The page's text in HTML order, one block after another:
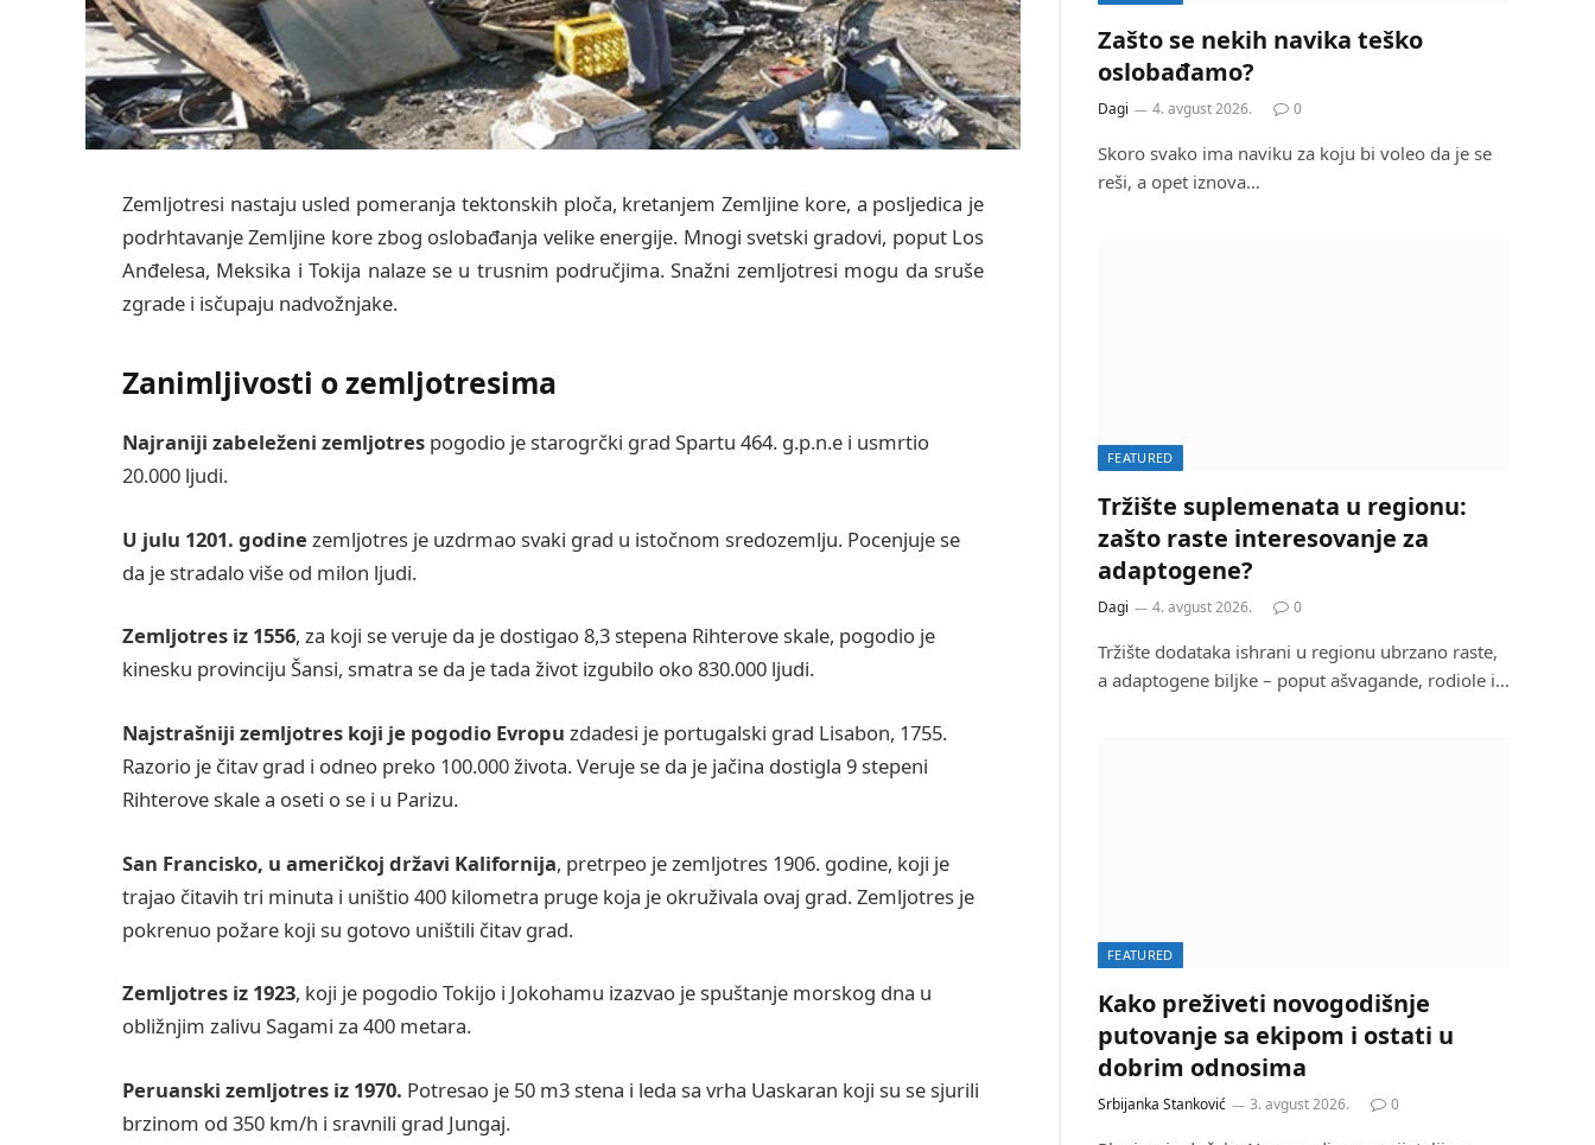
Zemljotresi nastaju usled pomeranja tektonskih ploča, kretanjem Zemljine kore, a posljedica je
podrhtavanje Zemljine kore zbog oslobađanja velike energije. Mnogi svetski gradovi, poput Los
Anđelesa, Meksika i Tokija nalaze se u trusnim područjima. Snažni zemljotresi mogu da sruše
zgrade i isčupaju nadvožnjake.
Zanimljivosti o zemljotresima
Najraniji zabeleženi zemljotres pogodio je starogrčki grad Spartu 464. g.p.n.e i usmrtio
20.000 ljudi.
U julu 1201. godine zemljotres je uzdrmao svaki grad u istočnom sredozemlju. Pocenjuje se
da je stradalo više od milon ljudi.
Zemljotres iz 1556, za koji se veruje da je dostigao 8,3 stepena Rihterove skale, pogodio je
kinesku provinciju Šansi, smatra se da je tada život izgubilo oko 830.000 ljudi.
Najstrašniji zemljotres koji je pogodio Evropu zdadesi je portugalski grad Lisabon, 1755.
Razorio je čitav grad i odneo preko 100.000 života. Veruje se da je jačina dostigla 9 stepeni
Rihterove skale a oseti o se i u Parizu.
San Francisko, u američkoj državi Kalifornija, pretrpeo je zemljotres 1906. godine, koji je
trajao čitavih tri minuta i uništio 400 kilometra pruge koja je okruživala ovaj grad. Zemljotres je
pokrenuo požare koji su gotovo uništili čitav grad.
Zemljotres iz 1923, koji je pogodio Tokijo i Jokohamu izazvao je spuštanje morskog dna u
obližnjim zalivu Sagami za 400 metara.
Peruanski zemljotres iz 1970. Potresao je 50 m3 stena i leda sa vrha Uaskaran koji su se sjurili
brzinom od 350 km/h i sravnili grad Jungaj.
Zašto se nekih navika teško
oslobađamo?
Dagi 4. avgust 2026. 0
Skoro svako ima naviku za koju bi voleo da je se
reši, a opet iznova…
FEATURED
Tržište suplemenata u regionu:
zašto raste interesovanje za
adaptogene?
Dagi 4. avgust 2026. 0
Tržište dodataka ishrani u regionu ubrzano raste,
a adaptogene biljke – poput ašvagande, rodiole i…
FEATURED
Kako preživeti novogodišnje
putovanje sa ekipom i ostati u
dobrim odnosima
Srbijanka Stanković 3. avgust 2026. 0